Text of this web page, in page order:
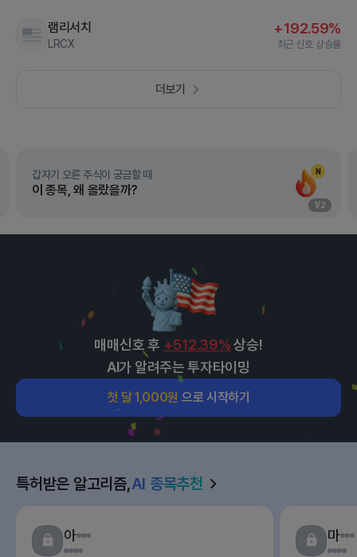
램리서치
LRCX
+192.59%
최근 신호 상승률
더보기
N
갑자기 오른 주식이 궁금할 때
이 종목, 왜 올랐을까?
1/2
매매신호 후 +512.39% 상승!
AI가 알려주는 투자타이밍
첫 달 1,000원 으로 시작하기
특허받은 알고리즘,AI 종목추천
아 마